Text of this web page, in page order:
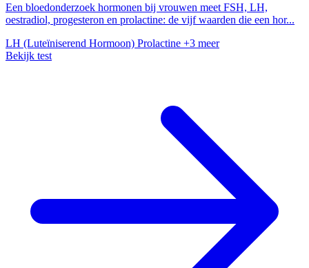
Een bloedonderzoek hormonen bij vrouwen meet FSH, LH,
oestradiol, progesteron en prolactine: de vijf waarden die een hor...
LH (Luteïniserend Hormoon) Prolactine +3 meer
Bekijk test